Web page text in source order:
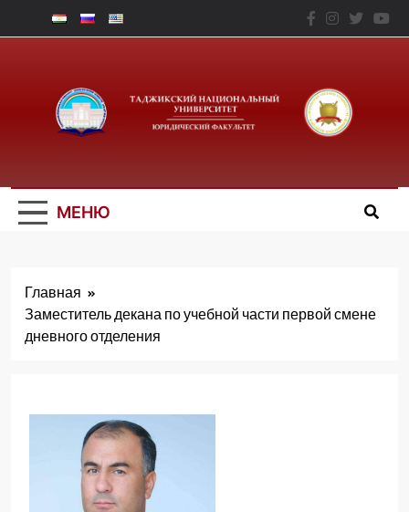
Перейти
к
Юридический
Факальтет – ТНУ
МЕНЮ
Главная
Заместитель декана по учебной части первой смене
дневного отделения